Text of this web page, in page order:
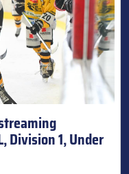
Division 1, Under